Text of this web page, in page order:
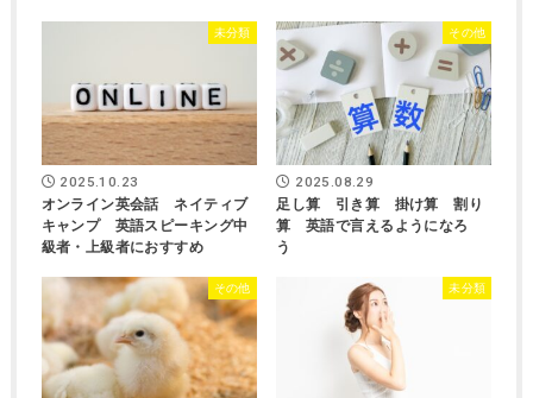
未分類
2025.10.23
オンライン英会話 ネイティブ
キャンプ 英語スピーキング中
級者・上級者におすすめ
その他
2025.08.29
足し算 引き算 掛け算 割り
算 英語で言えるようになろ
う
その他 未分類